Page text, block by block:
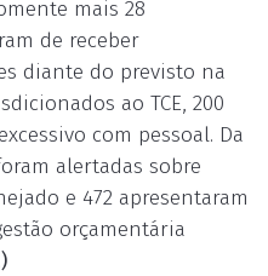
mais 28
de receber
diante do previsto na
ao TCE, 200
com pessoal. Da
alertadas sobre
e 472 apresentaram
orçamentária